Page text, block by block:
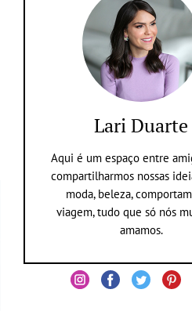
Lari Duarte
Aqui é um espaço entre
compartilharmos nossas
moda, beleza,
viagem, tudo que só nós
amamos.